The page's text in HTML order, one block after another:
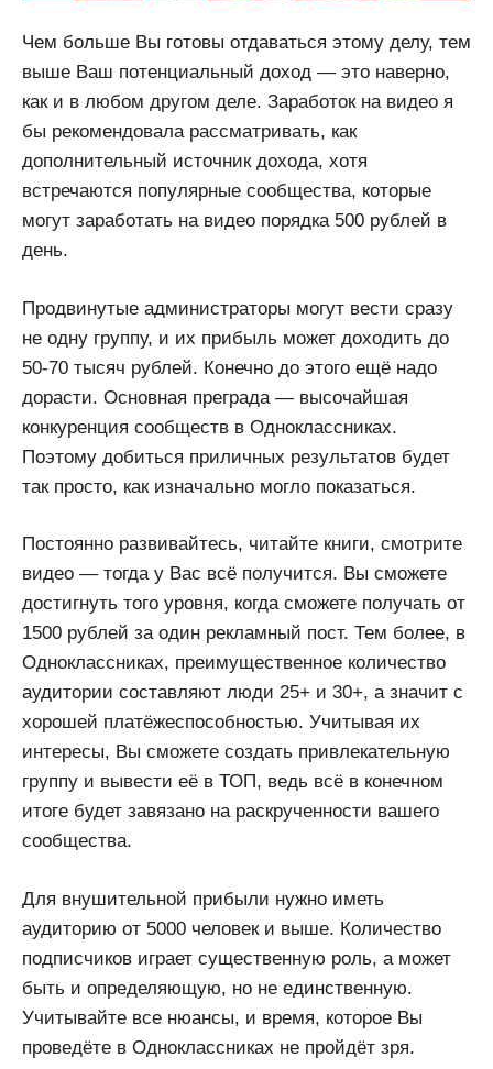
Чем больше Вы готовы отдаваться этому делу, тем
выше Ваш потенциальный доход — это наверно,
как и в любом другом деле. Заработок на видео я
бы рекомендовала рассматривать, как
дополнительный источник дохода, хотя
встречаются популярные сообщества, которые
могут заработать на видео порядка 500 рублей в
день.
Продвинутые администраторы могут вести сразу
не одну группу, и их прибыль может доходить до
50-70 тысяч рублей. Конечно до этого ещё надо
дорасти. Основная преграда — высочайшая
конкуренция сообществ в Одноклассниках.
Поэтому добиться приличных результатов будет
так просто, как изначально могло показаться.
Постоянно развивайтесь, читайте книги, смотрите
видео — тогда у Вас всё получится. Вы сможете
достигнуть того уровня, когда сможете получать от
1500 рублей за один рекламный пост. Тем более, в
Одноклассниках, преимущественное количество
аудитории составляют люди 25+ и 30+, а значит с
хорошей платёжеспособностью. Учитывая их
интересы, Вы сможете создать привлекательную
группу и вывести её в ТОП, ведь всё в конечном
итоге будет завязано на раскрученности вашего
сообщества.
Для внушительной прибыли нужно иметь
аудиторию от 5000 человек и выше. Количество
подписчиков играет существенную роль, а может
быть и определяющую, но не единственную.
Учитывайте все нюансы, и время, которое Вы
проведёте в Одноклассниках не пройдёт зря.